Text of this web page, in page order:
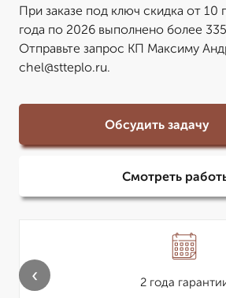
При заказе под ключ скидка от 10
года по 2026 выполнено более
Отправьте запрос КП Максиму
chel@stteplo.ru.
Обсудить задачу
Смотреть
2 года
‹